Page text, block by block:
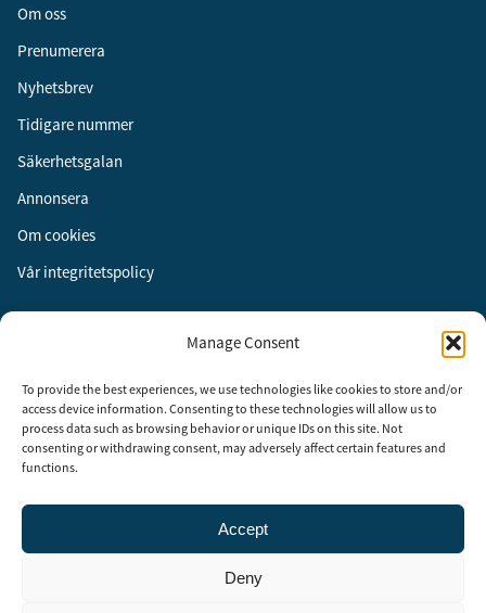
Manage Consent
To provide the best experiences, we use technologies like cookies to store and/or
access device information. Consenting to these technologies will allow us to
process data such as browsing behavior or unique IDs on this site. Not
consenting or withdrawing consent, may adversely affect certain features and
functions.
Accept
Deny
Om oss
Prenumerera
Nyhetsbrev
Tidigare nummer
Säkerhetsgalan
Annonsera
Om cookies
Vår integritetspolicy
Instagram
LinkedIn
Säkerhet år 2003 för att stimulera, utveckla och informera om